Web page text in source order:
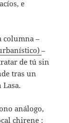
e
columna –
–
de tú sin
tras un
análogo,
chirene :